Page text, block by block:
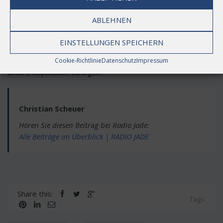
ABLEHNEN
EINSTELLUNGEN SPEICHERN
Cookie-RichtlinieDatenschutzImpressum
Wunder. Was sich am Vortag noch als riesiges Problem
dem Urlaub und ein Dauerthema ist vom Tisch. Du musst
auch genug Zeit hat, Dir das ein oder andere Geschenk
unters Kopfkissen zu legen
Christian Scheuer
Hören Sie diesen Beitrag bei Radio Jade:
Alle Beiträge im Überblick | RADIO JADE
Share this:
Tags: